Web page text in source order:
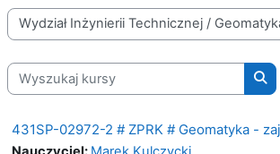
Kategorie kursów
Wyszukaj kursy
431SP-02972-2 # ZPRK # Geomatyka -